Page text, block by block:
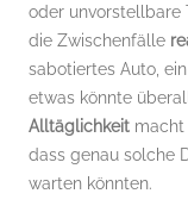
oder unvorstellbare
die Zwischenfälle
sabotiertes Auto,
etwas könnte
Alltäglichkeit macht
dass genau solche
warten könnten.